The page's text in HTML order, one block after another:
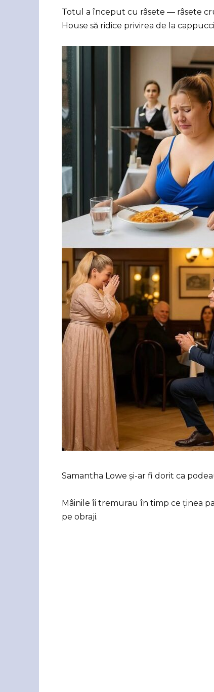
Totul a început cu râsete — râsete
House să ridice privirea de la
Samantha Lowe și-ar fi dorit ca
Mâinile îi tremurau în timp ce ținea
pe obraji.